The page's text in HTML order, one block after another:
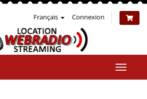
Français Connexion
la